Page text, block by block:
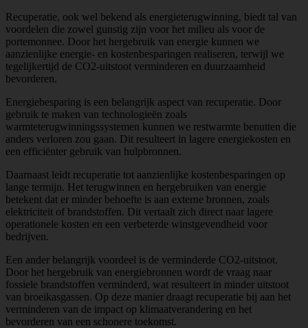
Recuperatie, ook wel bekend als energieterugwinning, biedt tal van
voordelen die zowel gunstig zijn voor het milieu als voor de
portemonnee. Door het hergebruik van energie kunnen we
aanzienlijke energie- en kostenbesparingen realiseren, terwijl we
tegelijkertijd de CO2-uitstoot verminderen en duurzaamheid
bevorderen.
Energiebesparing is een belangrijk aspect van recuperatie. Door
gebruik te maken van technologieën zoals
warmteterugwinningssystemen kunnen we restwarmte benutten die
anders verloren zou gaan. Dit resulteert in lagere energiekosten en
een efficiënter gebruik van hulpbronnen.
Daarnaast leidt recuperatie tot aanzienlijke kostenbesparingen op
lange termijn. Het terugwinnen en hergebruiken van energie
betekent dat er minder behoefte is aan externe bronnen, zoals
elektriciteit of brandstoffen. Dit vertaalt zich direct naar lagere
operationele kosten en een verbeterde winstgevendheid voor
bedrijven.
Een ander belangrijk voordeel is de verminderde CO2-uitstoot.
Door het hergebruik van energiebronnen wordt de vraag naar
fossiele brandstoffen verminderd, wat resulteert in minder uitstoot
van broeikasgassen. Op deze manier draagt recuperatie bij aan het
verminderen van de impact op klimaatverandering en het
bevorderen van een schonere toekomst.